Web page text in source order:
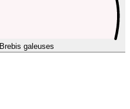
Brebis galeuses